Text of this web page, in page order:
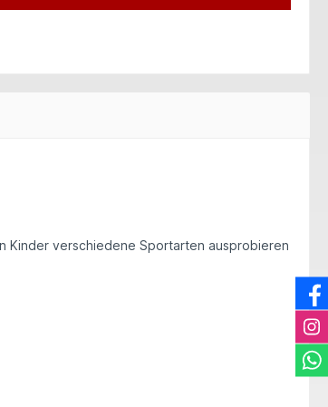
Kinder verschiedene Sportarten ausprobieren